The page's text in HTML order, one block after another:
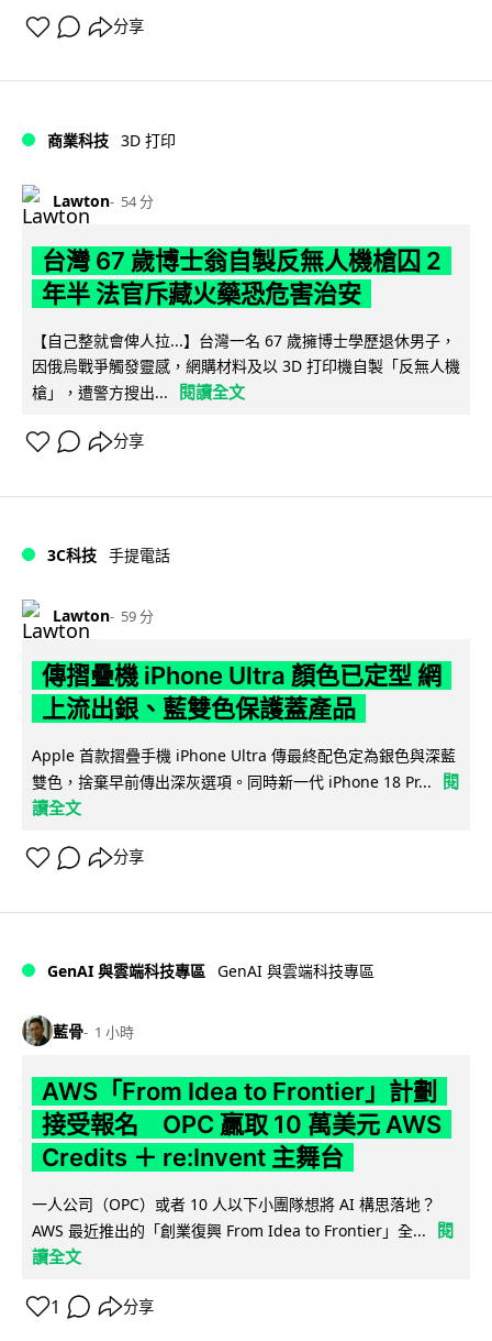
分享
商業科技 3D 打印
Lawton 54 分
台灣 67 歲博士翁自製反無人機槍囚 2
年半 法官斥藏火藥恐危害治安
【自己整就會俾人拉...】台灣一名 67 歲擁博士學歷退休男子，
因俄烏戰爭觸發靈感，網購材料及以 3D 打印機自製「反無人機
槍」，遭警方搜出...
閱讀全文
分享
3C科技 手提電話
Lawton 59 分
傳摺疊機 iPhone Ultra 顏色已定型 網
上流出銀、藍雙色保護蓋產品
Apple 首款摺疊手機 iPhone Ultra 傳最終配色定為銀色與深藍
雙色，捨棄早前傳出深灰選項。同時新一代 iPhone 18 Pr...
閱
讀全文
分享
GenAI 與雲端科技專區 GenAI 與雲端科技專區
藍骨 1 小時
AWS「From Idea to Frontier」計劃
接受報名 OPC 贏取 10 萬美元 AWS
Credits ＋ re:Invent 主舞台
一人公司（OPC）或者 10 人以下小團隊想將 AI 構思落地？
AWS 最近推出的「創業復興 From Idea to Frontier」全...
閱
讀全文
1 分享